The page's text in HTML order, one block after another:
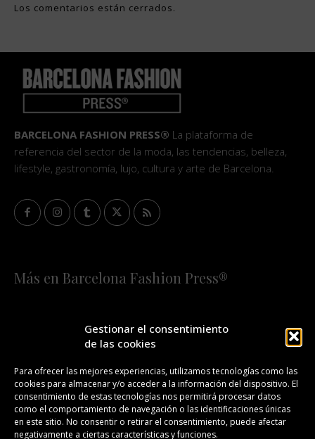
Gestionar el consentimiento
de las cookies
Para ofrecer las mejores experiencias, utilizamos tecnologías como las
cookies para almacenar y/o acceder a la información del dispositivo. El
consentimiento de estas tecnologías nos permitirá procesar datos
como el comportamiento de navegación o las identificaciones únicas
en este sitio. No consentir o retirar el consentimiento, puede afectar
negativamente a ciertas características y funciones.
Los comentarios están cerrados.
BARCELONA FASHION PRESS® La plataforma de
referencia del sector de la moda, las tendencias, belleza,
lifestyle, gastronomía, lujo, cultura y arte de Barcelona.
Más en Barcelona Fashion Press®
¡SUSCRÍBETE A NUESTRA FASHION NEWS!
CONTACTO REDACCIÓN PUBLICIDAD
ISSN 2385-4839 DL B 27443-2014